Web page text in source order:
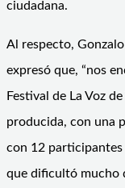
ciudadana.
Al respecto,
expresó que, “nos
Festival de La Voz
producida, con una
con 12 participantes
que dificultó mucho